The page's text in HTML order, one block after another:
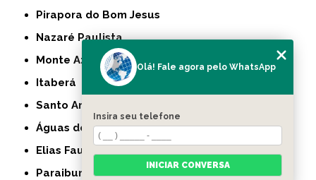
Pirapora do Bom Jesus
Nazaré Paulista
Monte Azul Paulista
Itaberá
Santo Anastácio
Águas de Lindóia
Elias Fausto
Paraibuna
Olá! Fale agora pelo WhatsApp
Insira seu telefone
INICIAR CONVERSA